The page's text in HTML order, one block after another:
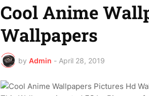
Cool Anime
Wallpapers
by Admin - April 28, 2019